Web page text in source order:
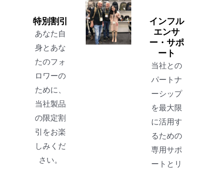
特別割引
あなた自
身とあな
たのフォ
ロワーの
ために、
当社製品
の限定割
引をお楽
しみくだ
さい。
インフル
エンサ
ー・サポ
ート
当社との
パートナ
ーシップ
を最大限
に活用す
るための
専用サポ
ートとリ